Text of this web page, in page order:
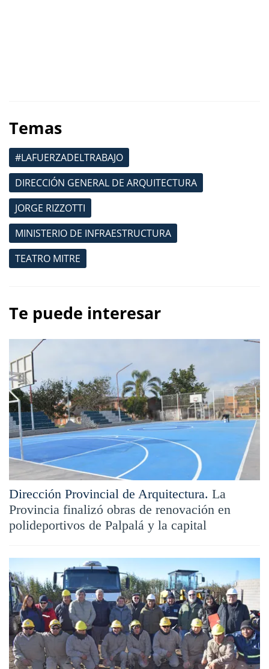
Temas
#LAFUERZADELTRABAJO
DIRECCIÓN GENERAL DE ARQUITECTURA
JORGE RIZZOTTI
MINISTERIO DE INFRAESTRUCTURA
TEATRO MITRE
Te puede interesar
Dirección Provincial de Arquitectura. La
Provincia finalizó obras de renovación en
polideportivos de Palpalá y la capital